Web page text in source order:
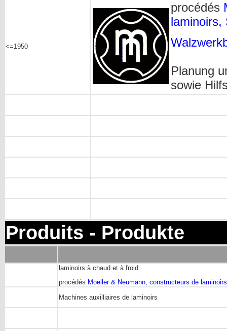
<=1950
procédés
laminoirs,
Planung
sowie
Produits - Produkte
laminoirs à chaud et à froid
procédés Moeller & Neumann, constructeurs de
Machines auxilliaires de laminoirs